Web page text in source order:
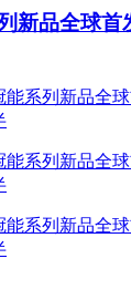
新品全球首